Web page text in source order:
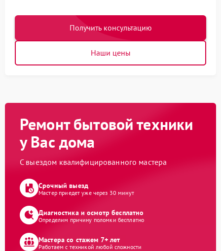
Получить консультацию
Наши цены
Ремонт бытовой техники
у Вас дома
С выездом квалифицированного мастера
Срочный выезд
Мастер приедет уже через 30 минут
Диагностика и осмотр бесплатно
Определим причину поломки бесплатно
Мастера со стажем 7+ лет
Работаем с техникой любой сложности